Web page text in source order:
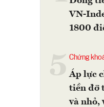
VN-
1800
Chứng
Áp lực
tiền đỡ
và nhỏ,